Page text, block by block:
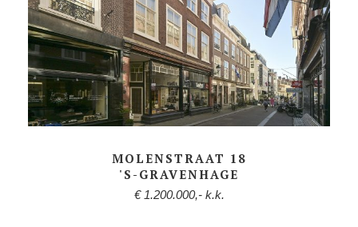
MOLENSTRAAT 18
'S-GRAVENHAGE
€ 1.200.000,- k.k.